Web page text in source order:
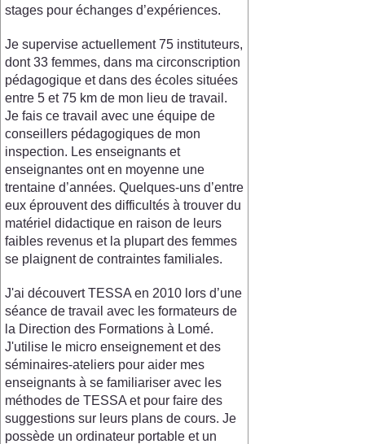
stages pour échanges d’expériences.
Je supervise actuellement 75 instituteurs,
dont 33 femmes, dans ma circonscription
pédagogique et dans des écoles situées
entre 5 et 75 km de mon lieu de travail.
Je fais ce travail avec une équipe de
conseillers pédagogiques de mon
inspection. Les enseignants et
enseignantes ont en moyenne une
trentaine d’années. Quelques-uns d’entre
eux éprouvent des difficultés à trouver du
matériel didactique en raison de leurs
faibles revenus et la plupart des femmes
se plaignent de contraintes familiales.
J'ai découvert TESSA en 2010 lors d’une
séance de travail avec les formateurs de
la Direction des Formations à Lomé.
J'utilise le micro enseignement et des
séminaires-ateliers pour aider mes
enseignants à se familiariser avec les
méthodes de TESSA et pour faire des
suggestions sur leurs plans de cours. Je
possède un ordinateur portable et un